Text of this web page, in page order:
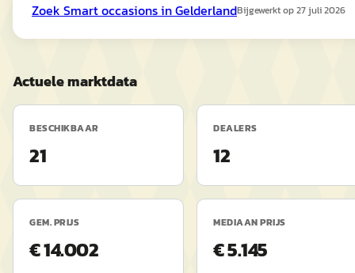
Zoek Smartoccasions inGelderlandBijgewerkt op27 juli 2026
Actuele marktdata
BESCHIKBAAR
21
DEALERS
12
GEM. PRIJS
€ 14.002
MEDIAAN PRIJS
€ 5.145